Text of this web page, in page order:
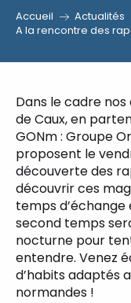
Accueil
Actualités
A la rencontre des
Dans le cadre
de Caux, en
GONm : Groupe
proposent le
découverte des
découvrir ces
temps d’échange
second temps
nocturne pour
entendre. Venez
d’habits adaptés
normandes !